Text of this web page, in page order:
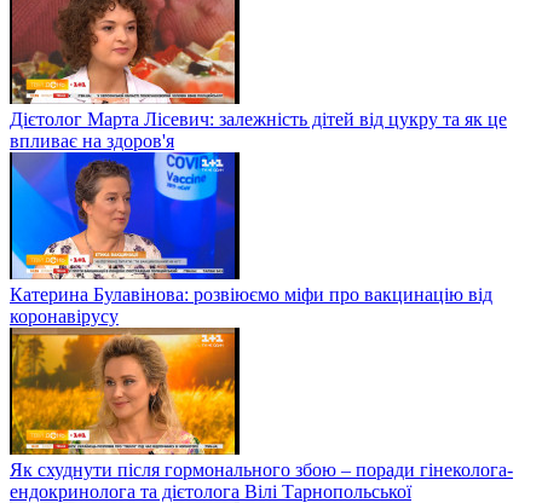
Дієтолог Марта Лісевич: залежність дітей від цукру та як це
впливає на здоров'я
Катерина Булавінова: розвіюємо міфи про вакцинацію від
коронавірусу
Як схуднути після гормонального збою – поради гінеколога-
ендокринолога та дієтолога Вілі Тарнопольської